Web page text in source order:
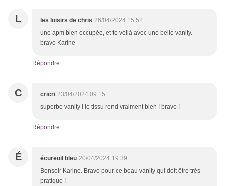
L les loisirs de chris 26/04/2024 15:52
une apm bien occupée, et te voilà avec une belle vanity.
bravo Karine
Répondre
C cricri 23/04/2024 09:15
superbe vanity ! le tissu rend vraiment bien ! bravo !
Répondre
É écureuil bleu 20/04/2024 19:39
Bonsoir Karine. Bravo pour ce beau vanity qui doit être très
pratique !